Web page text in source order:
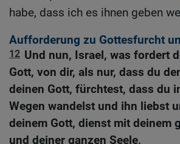
habe, dass ich es ihnen geben
Aufforderung zu Gottesfurcht
12 Und nun, Israel, was fordert
Gott, von dir, als nur, dass du
deinen Gott, fürchtest, dass du
Wegen wandelst und ihn liebst
deinem Gott, dienst mit deinem
und deiner ganzen Seele,